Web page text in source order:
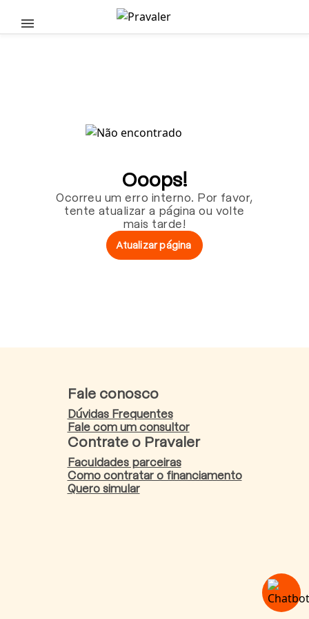
Pular para o conteúdo principal
Ooops!
Ocorreu um erro interno. Por favor,
tente atualizar a página ou volte
mais tarde!
Atualizar página
Fale conosco
Dúvidas Frequentes
Fale com um consultor
Contrate o Pravaler
Faculdades parceiras
Como contratar o financiamento
Quero simular